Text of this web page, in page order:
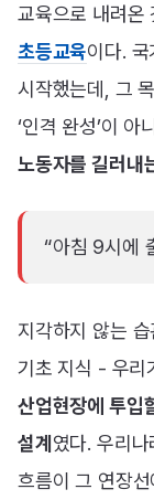
교육으로 내려
초등교육이다.
시작했는데, 그
‘인격 완성’이 아
노동자를 길러내
“아침 9시에
지각하지 않는
기초 지식 - 우리
산업현장에 투입
설계 였다. 우리
흐름이 그 연장